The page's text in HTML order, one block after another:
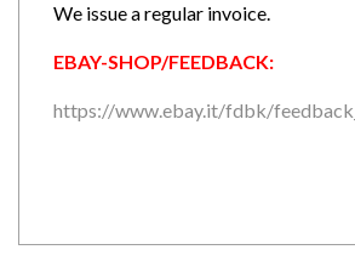
We issue a regular invoice.
EBAY-SHOP/FEEDBACK:
https://www.ebay.it/fdbk/